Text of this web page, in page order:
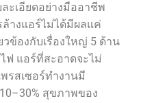
ละเอียดอย่างมืออาชีพ
ล้างแอร์ไม่ได้มีผลแค่
วข้องกับเรื่องใหญ่ 5 ด้าน
ฟ แอร์ที่สะอาดจะไม่
รสเซอร์ทำงานมี
สุขภาพของ